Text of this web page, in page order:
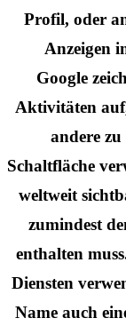
Profil, oder
Anzeigen
Google
Aktivitäten
andere zu
Schaltfläche
weltweit
zumindest
enthalten
Diensten
Name auch